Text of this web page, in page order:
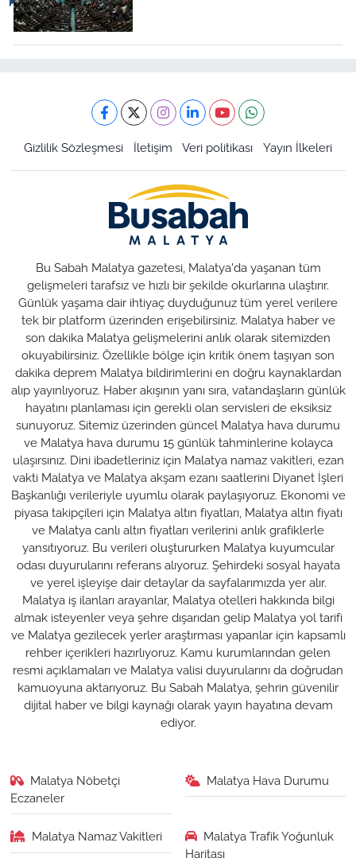
Gizlilik Sözleşmesi İletişim Veri politikası Yayın İlkeleri
Bu Sabah Malatya gazetesi, Malatya'da yaşanan tüm
gelişmeleri tarafsız ve hızlı bir şekilde okurlarına ulaştırır.
Günlük yaşama dair ihtiyaç duyduğunuz tüm yerel verilere
tek bir platform üzerinden erişebilirsiniz. Malatya haber ve
son dakika Malatya gelişmelerini anlık olarak sitemizden
okuyabilirsiniz. Özellikle bölge için kritik önem taşıyan son
dakika deprem Malatya bildirimlerini en doğru kaynaklardan
alıp yayınlıyoruz. Haber akışının yanı sıra, vatandaşların günlük
hayatını planlaması için gerekli olan servisleri de eksiksiz
sunuyoruz. Sitemiz üzerinden güncel Malatya hava durumu
ve Malatya hava durumu 15 günlük tahminlerine kolayca
ulaşırsınız. Dini ibadetleriniz için Malatya namaz vakitleri, ezan
vakti Malatya ve Malatya akşam ezanı saatlerini Diyanet İşleri
Başkanlığı verileriyle uyumlu olarak paylaşıyoruz. Ekonomi ve
piyasa takipçileri için Malatya altın fiyatları, Malatya altın fiyatı
ve Malatya canlı altın fiyatları verilerini anlık grafiklerle
yansıtıyoruz. Bu verileri oluştururken Malatya kuyumcular
odası duyurularını referans alıyoruz. Şehirdeki sosyal hayata
ve yerel işleyişe dair detaylar da sayfalarımızda yer alır.
Malatya iş ilanları arayanlar, Malatya otelleri hakkında bilgi
almak isteyenler veya şehre dışarıdan gelip Malatya yol tarifi
ve Malatya gezilecek yerler araştırması yapanlar için kapsamlı
rehber içerikleri hazırlıyoruz. Kamu kurumlarından gelen
resmi açıklamaları ve Malatya valisi duyurularını da doğrudan
kamuoyuna aktarıyoruz. Bu Sabah Malatya, şehrin güvenilir
dijital haber ve bilgi kaynağı olarak yayın hayatına devam
ediyor.
Malatya Nöbetçi
Eczaneler
Malatya Hava Durumu
Malatya Namaz Vakitleri
Malatya Trafik Yoğunluk
Haritası